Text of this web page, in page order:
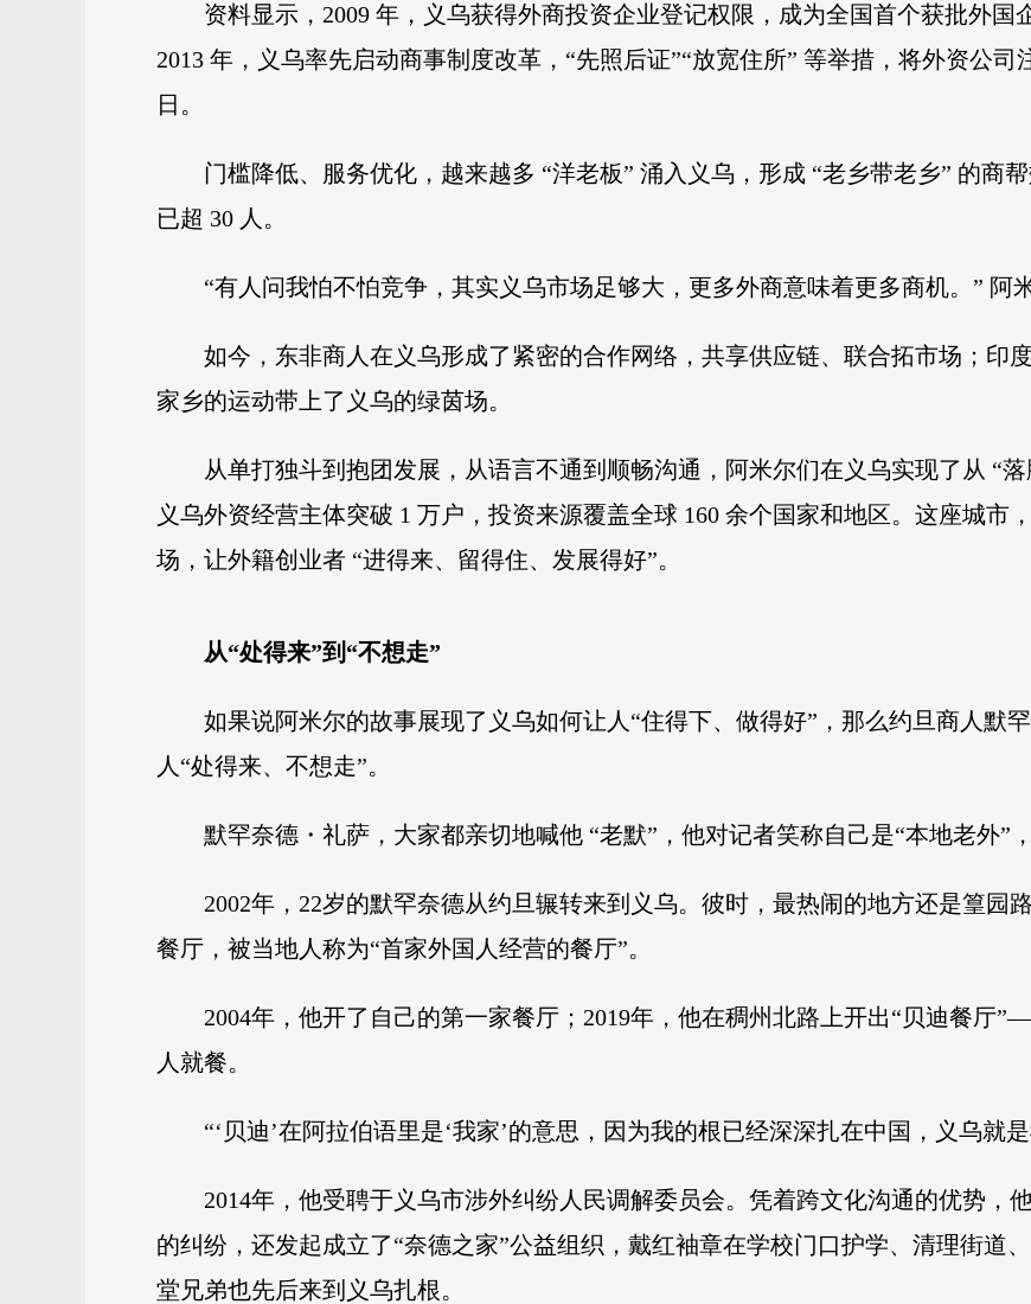
资料显示，2009 年，义乌获得外商投资企业登记权限，成为全国首个获批外国
2013 年，义乌率先启动商事制度改革，“先照后证”“放宽住所” 等举措，将外资公
日。
门槛降低、服务优化，越来越多 “洋老板” 涌入义乌，形成 “老乡带老乡” 的商
已超 30 人。
“有人问我怕不怕竞争，其实义乌市场足够大，更多外商意味着更多商机。” 阿
如今，东非商人在义乌形成了紧密的合作网络，共享供应链、联合拓市场；印
家乡的运动带上了义乌的绿茵场。
从单打独斗到抱团发展，从语言不通到顺畅沟通，阿米尔们在义乌实现了从 “落
义乌外资经营主体突破 1 万户，投资来源覆盖全球 160 余个国家和地区。这座城市
场，让外籍创业者 “进得来、留得住、发展得好”。
从“处得来”到“不想走”
如果说阿米尔的故事展现了义乌如何让人“住得下、做得好”，那么约旦商人默
人“处得来、不想走”。
默罕奈德・礼萨，大家都亲切地喊他 “老默”，他对记者笑称自己是“本地老外”
2002年，22岁的默罕奈德从约旦辗转来到义乌。彼时，最热闹的地方还是篁园
餐厅，被当地人称为“首家外国人经营的餐厅”。
2004年，他开了自己的第一家餐厅；2019年，他在稠州北路上开出“贝迪餐厅
人就餐。
“‘贝迪’在阿拉伯语里是‘我家’的意思，因为我的根已经深深扎在中国，义乌就
2014年，他受聘于义乌市涉外纠纷人民调解委员会。凭着跨文化沟通的优势，
的纠纷，还发起成立了“奈德之家”公益组织，戴红袖章在学校门口护学、清理街道
堂兄弟也先后来到义乌扎根。